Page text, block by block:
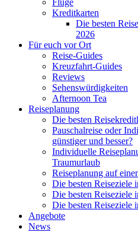
Kreditkarten
Die besten
2026
Für euch vor Ort
Reise-Guides
Kreuzfahrt-Guides
Reviews
Sehenswürdigkeiten
Afternoon Tea
Reiseplanung
Die besten
Pauschalreise oder
günstiger und besser?
Individuelle
Traumurlaub
Reiseplanung auf
Die besten Reiseziele
Die besten
Die besten Reiseziele
Angebote
News